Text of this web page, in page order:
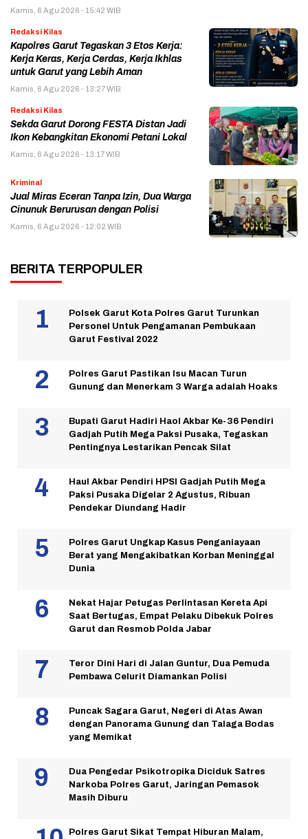
Kamis, 6 Agu 2026 - 15:42 WIB
Redaksi Kilas
Kapolres Garut Tegaskan 3 Etos Kerja:
Kerja Keras, Kerja Cerdas, Kerja Ikhlas
untuk Garut yang Lebih Aman
Kamis, 6 Agu 2026 - 13:27 WIB
Redaksi Kilas
Sekda Garut Dorong FESTA Distan Jadi
Ikon Kebangkitan Ekonomi Petani Lokal
Kamis, 6 Agu 2026 - 13:17 WIB
Kriminal
Jual Miras Eceran Tanpa Izin, Dua Warga
Cinunuk Berurusan dengan Polisi
Kamis, 6 Agu 2026 - 12:02 WIB
BERITA TERPOPULER
Polsek Garut Kota Polres Garut Turunkan
Personel Untuk Pengamanan Pembukaan
Garut Festival 2022
Polres Garut Pastikan Isu Macan Turun
Gunung dan Menerkam 3 Warga adalah Hoaks
Bupati Garut Hadiri Haol Akbar Ke-36 Pendiri
Gadjah Putih Mega Paksi Pusaka, Tegaskan
Pentingnya Lestarikan Pencak Silat
Haul Akbar Pendiri HPSI Gadjah Putih Mega
Paksi Pusaka Digelar 2 Agustus, Ribuan
Pendekar Diundang Hadir
Polres Garut Ungkap Kasus Penganiayaan
Berat yang Mengakibatkan Korban Meninggal
Dunia
Nekat Hajar Petugas Perlintasan Kereta Api
Saat Bertugas, Empat Pelaku Dibekuk Polres
Garut dan Resmob Polda Jabar
Teror Dini Hari di Jalan Guntur, Dua Pemuda
Pembawa Celurit Diamankan Polisi
Puncak Sagara Garut, Negeri di Atas Awan
dengan Panorama Gunung dan Talaga Bodas
yang Memikat
Dua Pengedar Psikotropika Diciduk Satres
Narkoba Polres Garut, Jaringan Pemasok
Masih Diburu
Polres Garut Sikat Tempat Hiburan Malam,